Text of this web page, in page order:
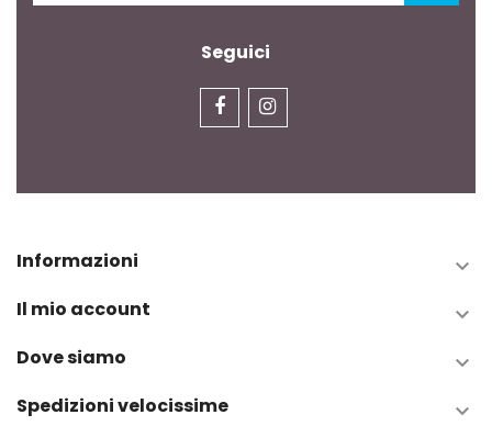
Seguici
Informazioni 
Il mio account 
Dove siamo 
Spedizioni velocissime 